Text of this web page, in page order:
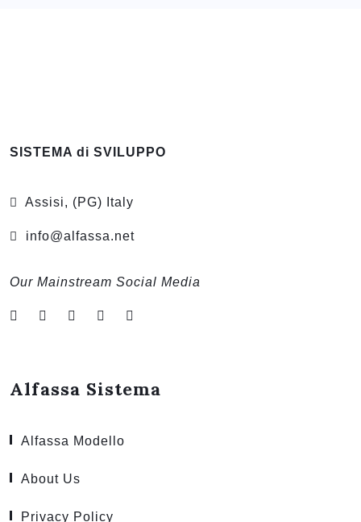
SISTEMA di SVILUPPO
Assisi, (PG) Italy
info@alfassa.net
Our Mainstream Social Media
Alfassa Sistema
Alfassa Modello
About Us
Privacy Policy